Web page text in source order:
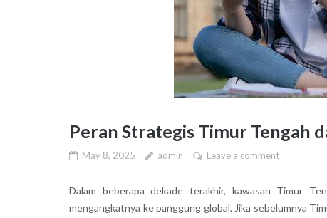
Peran Strategis Timur Tengah
May 8, 2025 admin Leave a comment
Dalam beberapa dekade terakhir, kawasan Timur
mengangkatnya ke panggung global. Jika sebelumnya